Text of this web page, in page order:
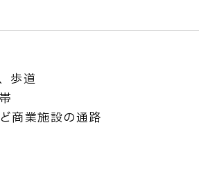
歩道
商業施設の通路